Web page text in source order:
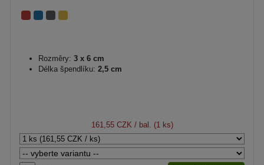
Rozměry: 3 x 6 cm
Délka špendlíku: 2,5 cm
161,55 CZK / bal. (1 ks)